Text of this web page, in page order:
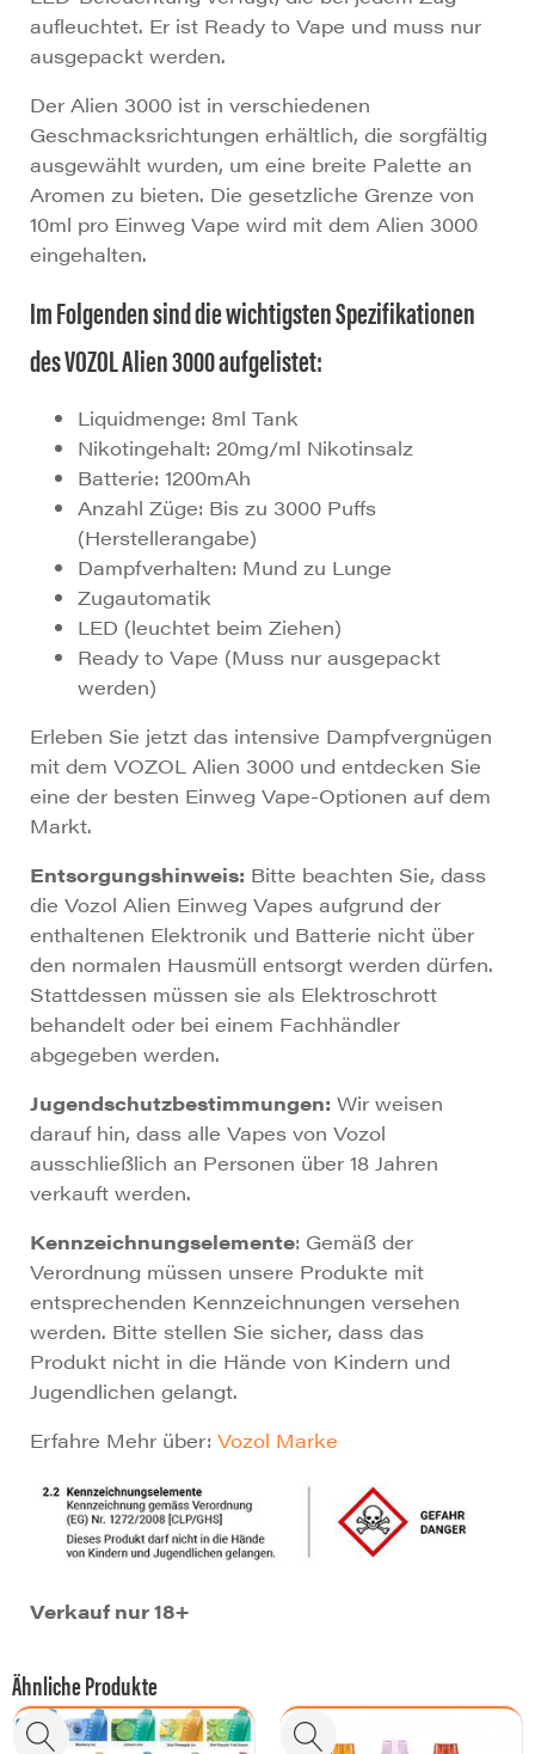
aufleuchtet. Er ist Ready to Vape und muss nur
ausgepackt werden.
Der Alien 3000 ist in verschiedenen
Geschmacksrichtungen erhältlich, die sorgfältig
ausgewählt wurden, um eine breite Palette an
Aromen zu bieten. Die gesetzliche Grenze von
10ml pro Einweg Vape wird mit dem Alien 3000
eingehalten.
Im Folgenden sind die wichtigsten Spezifikationen
des VOZOL Alien 3000 aufgelistet:
Liquidmenge: 8ml Tank
Nikotingehalt: 20mg/ml Nikotinsalz
Batterie: 1200mAh
Anzahl Züge: Bis zu 3000 Puffs
(Herstellerangabe)
Dampfverhalten: Mund zu Lunge
Zugautomatik
LED (leuchtet beim Ziehen)
Ready to Vape (Muss nur ausgepackt
werden)
Erleben Sie jetzt das intensive Dampfvergnügen
mit dem VOZOL Alien 3000 und entdecken Sie
eine der besten Einweg Vape-Optionen auf dem
Markt.
Entsorgungshinweis: Bitte beachten Sie, dass
die Vozol Alien Einweg Vapes aufgrund der
enthaltenen Elektronik und Batterie nicht über
den normalen Hausmüll entsorgt werden dürfen.
Stattdessen müssen sie als Elektroschrott
behandelt oder bei einem Fachhändler
abgegeben werden.
Jugendschutzbestimmungen: Wir weisen
darauf hin, dass alle Vapes von Vozol
ausschließlich an Personen über 18 Jahren
verkauft werden.
Kennzeichnungselemente: Gemäß der
Verordnung müssen unsere Produkte mit
entsprechenden Kennzeichnungen versehen
werden. Bitte stellen Sie sicher, dass das
Produkt nicht in die Hände von Kindern und
Jugendlichen gelangt.
Erfahre Mehr über: Vozol Marke
Verkauf nur 18+
Ähnliche Produkte